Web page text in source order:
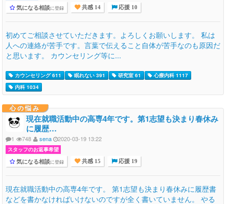
気になる相談に登録 共感 14 応援 10
初めてご相談させていただきます。よろしくお願いします。 私は
人への連絡が苦手です。言葉で伝えること自体が苦手なのも原因だ
と思います。 カウンセリング等に...
カウンセリング 611 眠れない 391 研究室 61
心療内科 1117
内科 1034
心の悩み
現在就職活動中の高専4年です。第1志望も決まり春休み
に履歴…
1 748 sena 2020-03-19 13:22
スタッフのお返事希望
気になる相談に登録 共感 15 応援 19
現在就職活動中の高専4年です。 第1志望も決まり春休みに履歴書
などを書かなければいけないのですが全く書いていません。 やる